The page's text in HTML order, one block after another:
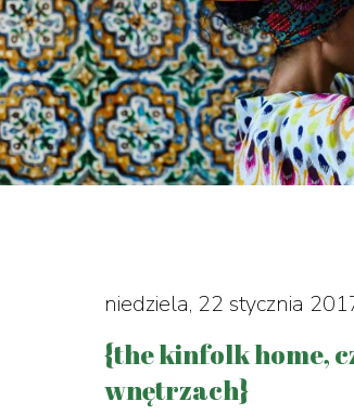
niedziela, 22 stycznia
{the kinfolk home,
wnętrzach}